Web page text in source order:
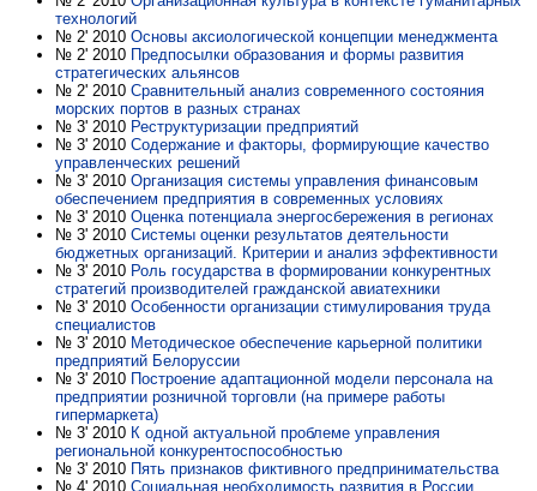
технологий
№ 2' 2010 Основы аксиологической концепции менеджмента
№ 2' 2010 Предпосылки образования и формы развития
стратегических альянсов
№ 2' 2010 Сравнительный анализ современного состояния
морских портов в разных странах
№ 3' 2010 Реструктуризации предприятий
№ 3' 2010 Содержание и факторы, формирующие качество
управленческих решений
№ 3' 2010 Организация системы управления финансовым
обеспечением предприятия в современных условиях
№ 3' 2010 Оценка потенциала энергосбережения в регионах
№ 3' 2010 Системы оценки результатов деятельности
бюджетных организаций. Критерии и анализ эффективности
№ 3' 2010 Роль государства в формировании конкурентных
стратегий производителей гражданской авиатехники
№ 3' 2010 Особенности организации стимулирования труда
специалистов
№ 3' 2010 Методическое обеспечение карьерной политики
предприятий Белоруссии
№ 3' 2010 Построение адаптационной модели персонала на
предприятии розничной торговли (на примере работы
гипермаркета)
№ 3' 2010 К одной актуальной проблеме управления
региональной конкурентоспособностью
№ 3' 2010 Пять признаков фиктивного предпринимательства
№ 4' 2010 Социальная необходимость развития в России